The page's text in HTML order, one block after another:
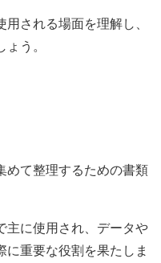
される場面を理解し、
う。
めて整理するための書類
主に使用され、データや
重要な役割を果たしま